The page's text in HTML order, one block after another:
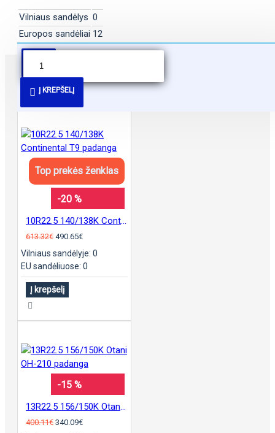
Vilniaus sandėlys 0
Europos sandėliai 12
Į KREPŠELĮ
PANAŠŪS PASIŪLYMAI
Top prekės ženklas
-20 %
613.32€ 490.65€
Vilniaus sandėlyje: 0
EU sandėliuose: 0
Į krepšelį
-15 %
400.11€ 340.09€